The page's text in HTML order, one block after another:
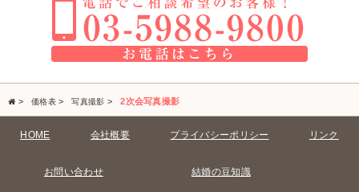
> 価格表> 写真撮影 > 2次会写真撮影
HOME 会社概要 プライバシーポリシー リンク
お問い合わせ 結婚の豆知識